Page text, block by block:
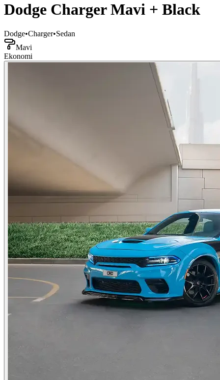
Dodge Charger Mavi + Black
Dodge•Charger•Sedan
Mavi
Ekonomi